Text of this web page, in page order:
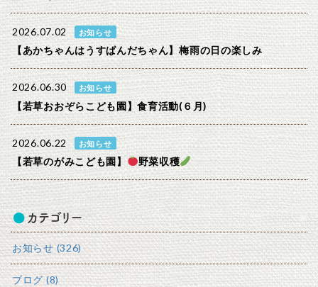
2026.07.02 お知らせ
【あかちゃんはうすぱんだちゃん】梅雨の日の楽しみ
2026.06.30 お知らせ
【若草おおぞらこども園】食育活動(６月)
2026.06.22 お知らせ
【若草のがみこども園】 野菜収穫
カテゴリー
お知らせ (326)
ブログ (8)